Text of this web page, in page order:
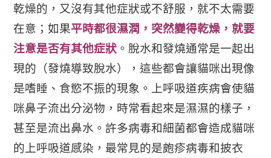
乾燥的，又沒有其他症狀或不舒服，就不太需要
在意；如果平時都很濕潤，突然變得乾燥，就要
注意是否有其他症狀 。脫水和發燒通常是一起出
現的（發燒導致脫水），這些都會讓貓咪出現像
是嗜睡、食慾不振的現象。上呼吸道疾病會使貓
咪鼻子流出分泌物，時常看起來是濕濕的樣子，
甚至是流出鼻水。許多病毒和細菌都會造成貓咪
的上呼吸道感染，最常見的是皰疹病毒和披衣